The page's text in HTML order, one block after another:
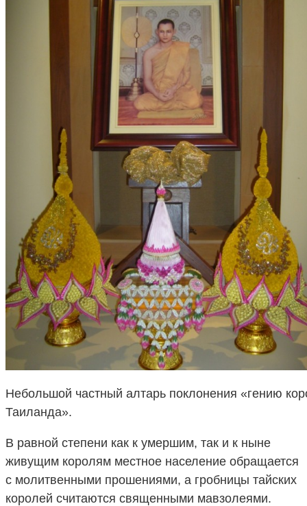
Небольшой частный алтарь поклонения «гению
Таиланда».
В равной степени как к умершим, так и к ныне
живущим королям местное население обращается
с молитвенными прошениями, а гробницы тайских
королей считаются священными мавзолеями.